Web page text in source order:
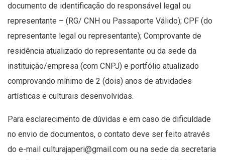
documento de identificação do responsável legal ou
representante – (RG/ CNH ou Passaporte Válido); CPF (do
representante legal ou representante); Comprovante de
residência atualizado do representante ou da sede da
instituição/empresa (com CNPJ) e portfólio atualizado
comprovando mínimo de 2 (dois) anos de atividades
artísticas e culturais desenvolvidas.
Para esclarecimento de dúvidas e em caso de dificuldade
no envio de documentos, o contato deve ser feito através
do e-mail culturajaperi@gmail.com ou na sede da secretaria